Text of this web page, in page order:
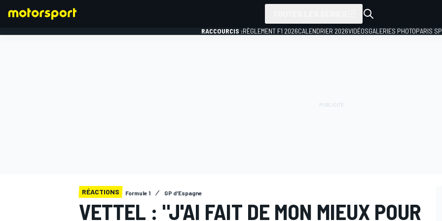
RACCOURCIS :RÈGLEMENT F1 2026CALENDRIER 2026VIDÉOSGALERIES PHOTOPARIS
RÉACTIONS Formule 1 GP d'Espagne
VETTEL : "J'AI FAIT DE MON MIEUX POUR